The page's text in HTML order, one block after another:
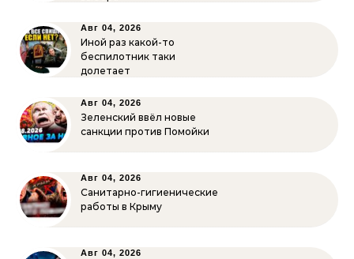
Авг 04, 2026
Иной раз какой-то
беспилотник таки
долетает
Авг 04, 2026
Зеленский ввёл новые
санкции против Помойки
Авг 04, 2026
Санитарно-гигиенические
работы в Крыму
Авг 04, 2026